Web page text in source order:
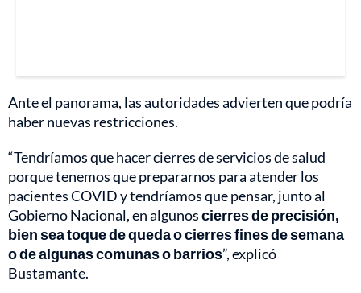
Ante el panorama, las autoridades advierten que podría
haber nuevas restricciones.
“Tendríamos que hacer cierres de servicios de salud
porque tenemos que prepararnos para atender los
pacientes COVID y tendríamos que pensar, junto al
Gobierno Nacional, en algunoscierres de precisión,
bien sea toque de queda o cierres fines de semana
o de algunas comunas o barrios”, explicó
Bustamante.